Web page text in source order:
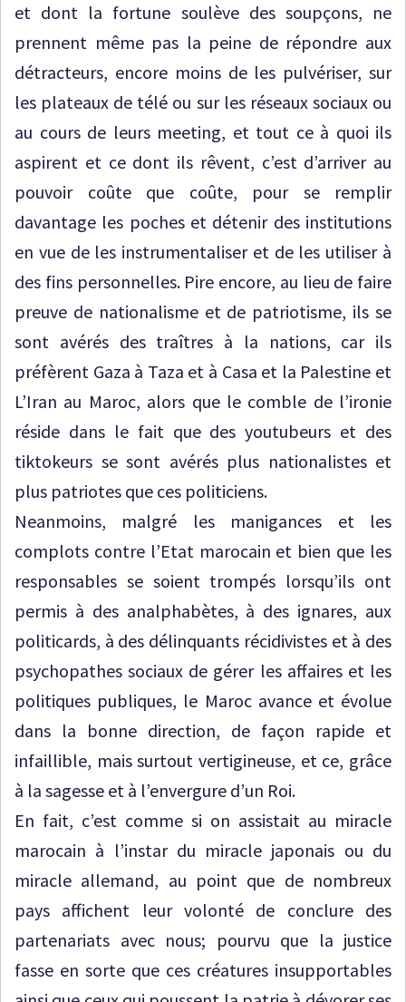
et dont la fortune soulève des soupçons, ne
prennent même pas la peine de répondre aux
détracteurs, encore moins de les pulvériser, sur
les plateaux de télé ou sur les réseaux sociaux ou
au cours de leurs meeting, et tout ce à quoi ils
aspirent et ce dont ils rêvent, c’est d’arriver au
pouvoir coûte que coûte, pour se remplir
davantage les poches et détenir des institutions
en vue de les instrumentaliser et de les utiliser à
des fins personnelles. Pire encore, au lieu de faire
preuve de nationalisme et de patriotisme, ils se
sont avérés des traîtres à la nations, car ils
préfèrent Gaza à Taza et à Casa et la Palestine et
L’Iran au Maroc, alors que le comble de l’ironie
réside dans le fait que des youtubeurs et des
tiktokeurs se sont avérés plus nationalistes et
plus patriotes que ces politiciens.
Neanmoins, malgré les manigances et les
complots contre l’Etat marocain et bien que les
responsables se soient trompés lorsqu’ils ont
permis à des analphabètes, à des ignares, aux
politicards, à des délinquants récidivistes et à des
psychopathes sociaux de gérer les affaires et les
politiques publiques, le Maroc avance et évolue
dans la bonne direction, de façon rapide et
infaillible, mais surtout vertigineuse, et ce, grâce
à la sagesse et à l’envergure d’un Roi.
En fait, c’est comme si on assistait au miracle
marocain à l’instar du miracle japonais ou du
miracle allemand, au point que de nombreux
pays affichent leur volonté de conclure des
partenariats avec nous; pourvu que la justice
fasse en sorte que ces créatures insupportables